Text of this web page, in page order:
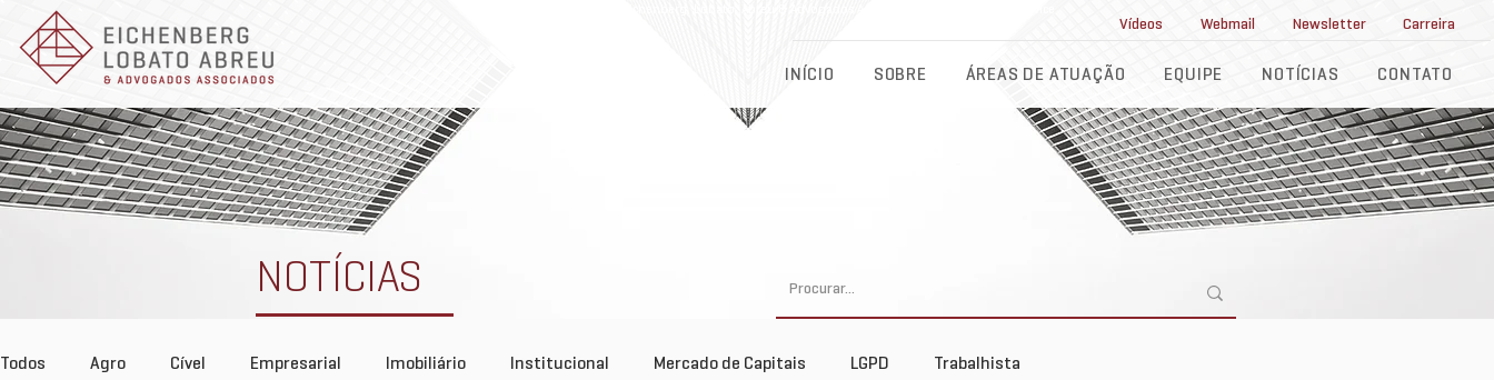
Vídeos Webmail Newsletter Carreira
INÍCIO SOBRE ÁREAS DE ATUAÇÃO EQUIPE NOTÍCIAS CONTATO
NOTÍCIAS
Todos Agro Cível Empresarial Imobiliário Institucional Mercado de Capitais LGPD Trabalhista